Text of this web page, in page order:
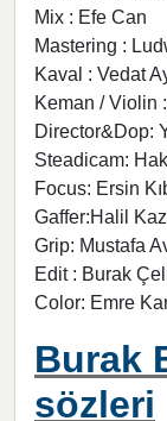
Mix : Efe Can
Mastering :
Kaval : Vedat
Keman / Violin
Director&Dop:
Steadicam:
Focus: Ersin
Gaffer:Halil
Grip: Mustafa
Edit : Burak
Color: Emre
Burak
sözleri